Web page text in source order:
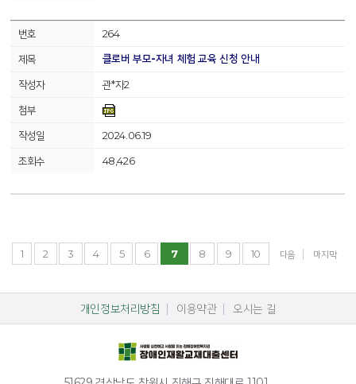
264
클로버 부모-자녀 체험 교육 신청 안내
관*자2
2024.06.19
48,426
1 2 3 4 5 6 7 8 9 10 다음 마지막
개인정보처리방침 이용약관 오시는 길